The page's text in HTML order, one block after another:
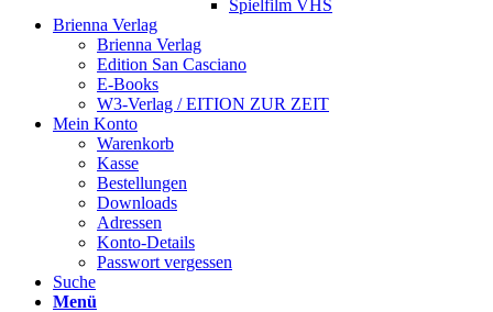
Spielfilm VHS
Brienna Verlag
Brienna Verlag
Edition San Casciano
E-Books
W3-Verlag / EITION ZUR ZEIT
Mein Konto
Warenkorb
Kasse
Bestellungen
Downloads
Adressen
Konto-Details
Passwort vergessen
Suche
Menü